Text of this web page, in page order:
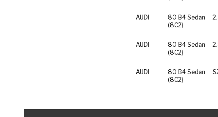
AUDI
80 B4 Sedan
(8C2)
AUDI
80 B4 Sedan
(8C2)
AUDI
80 B4 Sedan
(8C2)